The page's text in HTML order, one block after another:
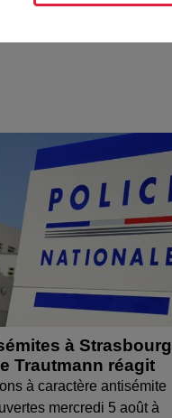
à Strasbourg
Trautmann réagit
à caractère antisémite
mercredi 5 août à